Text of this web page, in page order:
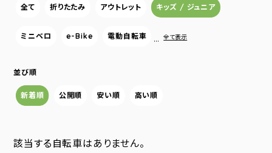
全て 折りたたみ アウトレット キッズ / ジュニア
ミニベロ e-Bike 電動自転車 … 全て表示
並び順
新着順 公開順 安い順 高い順
該当する自転車はありません。